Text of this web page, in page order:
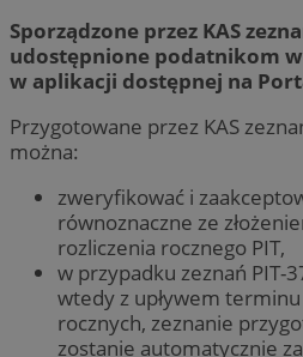
Sporządzone przez KAS
udostępnione podatnikom
w aplikacji dostępnej na
Przygotowane przez KAS
można:
zweryfikować i
równoznaczne ze
rozliczenia rocznego PIT,
w przypadku zeznań PIT-
wtedy z upływem terminu
rocznych, zeznanie
zostanie automatycznie